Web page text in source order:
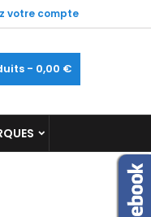
votre compte
- 0,00 €